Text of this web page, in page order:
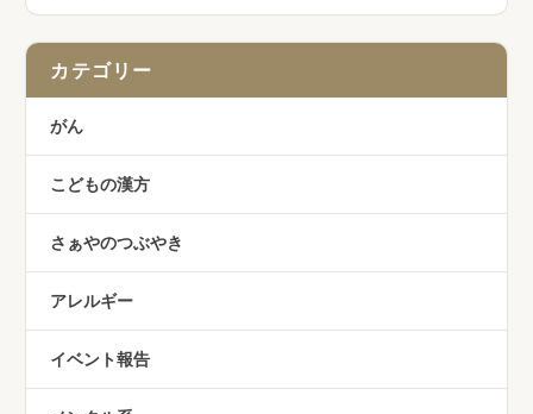
カテゴリー
がん
こどもの漢方
さぁやのつぶやき
アレルギー
イベント報告